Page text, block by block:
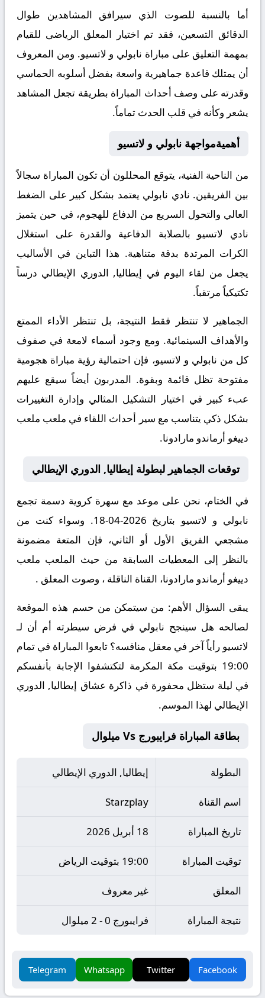
أما بالنسبة للصوت الذي سيرافق المشاهدين طوال
الدقائق التسعين، فقد تم اختيار المعلق الرياضى للقيام
بمهمة التعليق على مباراة نابولي و لاتسيو. ومن المعروف
أن يمتلك قاعدة جماهيرية واسعة بفضل أسلوبه الحماسي
وقدرته على وصف أحداث المباراة بطريقة تجعل المشاهد
يشعر وكأنه في قلب الحدث تماماً.
أهميةمواجهة نابولي و لاتسيو
من الناحية الفنية، يتوقع المحللون أن تكون المباراة سجالاً
بين الفريقين. نادي نابولي يعتمد بشكل كبير على الضغط
العالي والتحول السريع من الدفاع للهجوم، في حين يتميز
نادي لاتسيو بالصلابة الدفاعية والقدرة على استغلال
الكرات المرتدة بدقة متناهية. هذا التباين في الأساليب
يجعل من لقاء اليوم في إيطاليا, الدوري الإيطالي درساً
تكتيكياً مرتقباً.
الجماهير لا تنتظر فقط النتيجة، بل تنتظر الأداء الممتع
والأهداف السينمائية. ومع وجود أسماء لامعة في صفوف
كل من نابولي و لاتسيو، فإن احتمالية رؤية مباراة هجومية
مفتوحة تظل قائمة وبقوة. المدربون أيضاً سيقع عليهم
عبء كبير في اختيار التشكيل المثالي وإدارة التغييرات
بشكل ذكي يتناسب مع سير أحداث اللقاء في ملعب ملعب
دييغو أرماندو مارادونا.
توقعات الجماهير لبطولة إيطاليا, الدوري الإيطالي
في الختام، نحن على موعد مع سهرة كروية دسمة تجمع
نابولي و لاتسيو بتاريخ 2026-04-18. وسواء كنت من
مشجعي الفريق الأول أو الثاني، فإن المتعة مضمونة
بالنظر إلى المعطيات السابقة من حيث الملعب ملعب
دييغو أرماندو مارادونا، القناة الناقلة ، وصوت المعلق .
يبقى السؤال الأهم: من سيتمكن من حسم هذه الموقعة
لصالحه هل سينجح نابولي في فرض سيطرته أم أن لـ
لاتسيو رأياً آخر في معقل منافسه؟ تابعوا المباراة في تمام
19:00 بتوقيت مكة المكرمة لتكتشفوا الإجابة بأنفسكم
في ليلة ستظل محفورة في ذاكرة عشاق إيطاليا, الدوري
الإيطالي لهذا الموسم.
بطاقة المباراة فرايبورج Vs ميلوال
البطولة إيطاليا, الدوري الإيطالي
اسم القناة Starzplay
تاريخ المباراة 18 أبريل 2026
توقيت المباراة 19:00 بتوقيت الرياض
المعلق غير معروف
نتيجة المباراة فرايبورج 0 - 2 ميلوال
Facebook
Twitter
Whatsapp
Telegram